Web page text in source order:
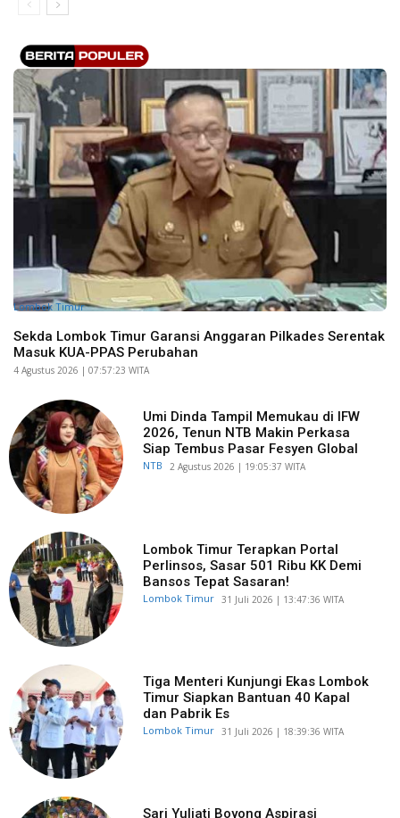
Lombok Timur
Sekda Lombok Timur Garansi Anggaran Pilkades Serentak
Masuk KUA-PPAS Perubahan
​4 Agustus 2026 | 07:57:23 WITA
Umi Dinda Tampil Memukau di IFW
2026, Tenun NTB Makin Perkasa
Siap Tembus Pasar Fesyen Global
NTB ​2 Agustus 2026 | 19:05:37 WITA
Lombok Timur Terapkan Portal
Perlinsos, Sasar 501 Ribu KK Demi
Bansos Tepat Sasaran!
Lombok Timur ​31 Juli 2026 | 13:47:36 WITA
Tiga Menteri Kunjungi Ekas Lombok
Timur Siapkan Bantuan 40 Kapal
dan Pabrik Es
Lombok Timur ​31 Juli 2026 | 18:39:36 WITA
Sari Yuliati Boyong Aspirasi